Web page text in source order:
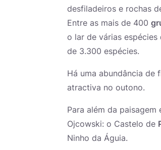
desfiladeiros e rochas
Entre as mais de 400
o lar de várias
de 3.300 espécies.
Há uma abundância de
atractiva no outono.
Para além da
Ojcowski: o Castelo de
Ninho da Águia.